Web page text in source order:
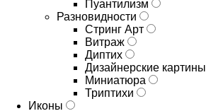
Пуантилизм
Разновидности
Стринг Арт
Витраж
Диптих
Дизайнерские картины
Миниатюра
Триптихи
Иконы